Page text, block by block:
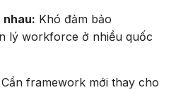
nhau: Khó đảm bảo
lý workforce ở nhiều quốc
Cần framework mới thay cho